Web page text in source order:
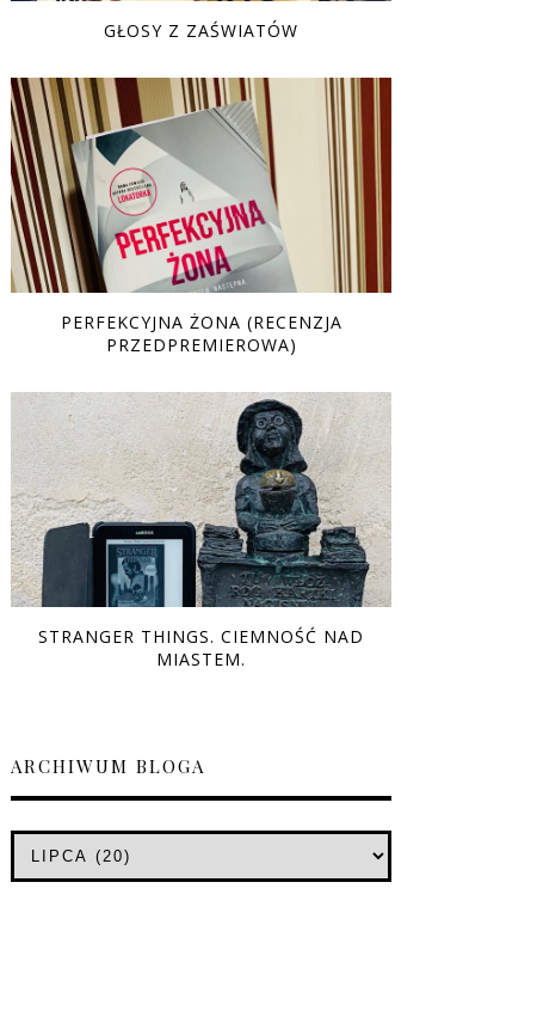
GŁOSY Z ZAŚWIATÓW
PERFEKCYJNA ŻONA (RECENZJA
PRZEDPREMIEROWA)
STRANGER THINGS. CIEMNOŚĆ NAD
MIASTEM.
ARCHIWUM BLOGA